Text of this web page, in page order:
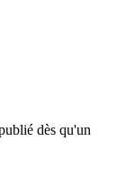
dès qu'un